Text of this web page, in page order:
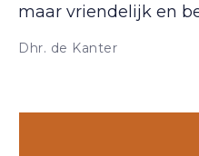
maar vriendelijk en
Dhr. de Kanter